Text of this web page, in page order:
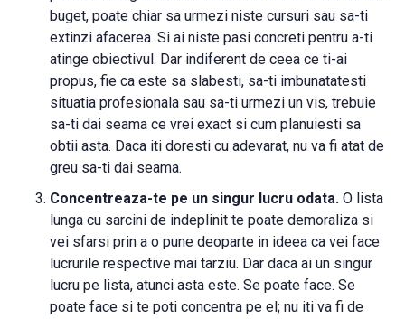
buget, poate chiar sa urmezi niste cursuri sau sa-ti
extinzi afacerea. Si ai niste pasi concreti pentru a-ti
atinge obiectivul. Dar indiferent de ceea ce ti-ai
propus, fie ca este sa slabesti, sa-ti imbunatatesti
situatia profesionala sau sa-ti urmezi un vis, trebuie
sa-ti dai seama ce vrei exact si cum planuiesti sa
obtii asta. Daca iti doresti cu adevarat, nu va fi atat de
greu sa-ti dai seama.
Concentreaza-te pe un singur lucru odata. O lista
lunga cu sarcini de indeplinit te poate demoraliza si
vei sfarsi prin a o pune deoparte in ideea ca vei face
lucrurile respective mai tarziu. Dar daca ai un singur
lucru pe lista, atunci asta este. Se poate face. Se
poate face si te poti concentra pe el; nu iti va fi de